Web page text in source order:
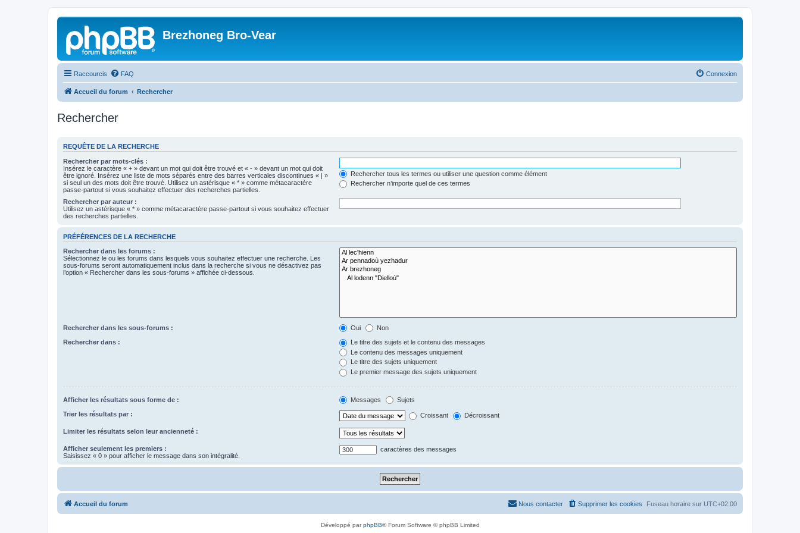
Brezhoneg Bro-Vear
Raccourcis FAQ Connexion
Accueil du forum Rechercher
Rechercher
REQUÊTE DE LA RECHERCHE
Rechercher par mots-clés :
Insérez le caractère « + » devant un mot qui doit être trouvé et « - » devant un mot qui doit
être ignoré. Insérez une liste de mots séparés entre des barres verticales discontinues « | »
si seul un des mots doit être trouvé. Utilisez un astérisque « * » comme métacaractère
passe-partout si vous souhaitez effectuer des recherches partielles.
Rechercher tous les termes ou utiliser une question comme élément
Rechercher n’importe quel de ces termes
Rechercher par auteur :
Utilisez un astérisque « * » comme métacaractère passe-partout si vous souhaitez effectuer
des recherches partielles.
PRÉFÉRENCES DE LA RECHERCHE
Rechercher dans les forums :
Sélectionnez le ou les forums dans lesquels vous souhaitez effectuer une recherche. Les
sous-forums seront automatiquement inclus dans la recherche si vous ne désactivez pas
l’option « Rechercher dans les sous-forums » affichée ci-dessous.
Rechercher dans les sous-forums : Oui Non
Rechercher dans :
Le titre des sujets et le contenu des messages
Le contenu des messages uniquement
Le titre des sujets uniquement
Le premier message des sujets uniquement
Afficher les résultats sous forme de : Messages Sujets
Trier les résultats par : Croissant Décroissant
Limiter les résultats selon leur ancienneté :
Afficher seulement les premiers :
Saisissez « 0 » pour afficher le message dans son intégralité.
caractères des messages
Accueil du forum Fuseau horaire sur UTC+02:00
Supprimer les cookies
Nous contacter
Développé parphpBB® Forum Software © phpBB Limited